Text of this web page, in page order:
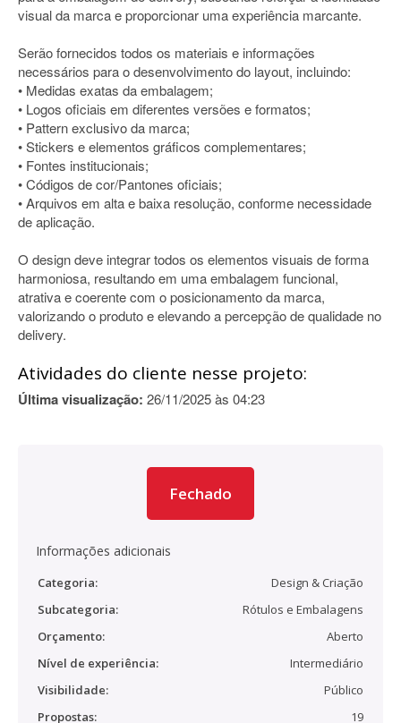
visual da marca e proporcionar uma experiência marcante.
Serão fornecidos todos os materiais e informações
necessários para o desenvolvimento do layout, incluindo:
• Medidas exatas da embalagem;
• Logos oficiais em diferentes versões e formatos;
• Pattern exclusivo da marca;
• Stickers e elementos gráficos complementares;
• Fontes institucionais;
• Códigos de cor/Pantones oficiais;
• Arquivos em alta e baixa resolução, conforme necessidade
de aplicação.
O design deve integrar todos os elementos visuais de forma
harmoniosa, resultando em uma embalagem funcional,
atrativa e coerente com o posicionamento da marca,
valorizando o produto e elevando a percepção de qualidade no
delivery.
Atividades do cliente nesse projeto:
Última visualização: 26/11/2025 às 04:23
Fechado
Informações adicionais
Categoria:
Design & Criação
Subcategoria:
Rótulos e Embalagens
Orçamento:
Aberto
Nível de experiência:
Intermediário
Visibilidade:
Público
Propostas:
19